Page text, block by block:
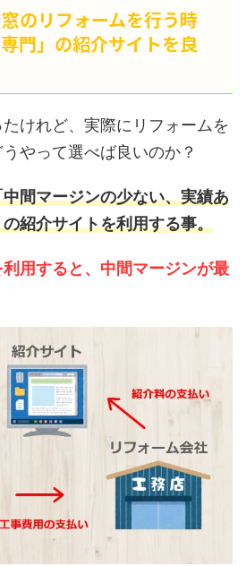
のリフォームを行う時
門」の紹介サイトを良
けれど、実際にリフォームを
やって選べば良いのか？
中間マージンの少ない、実績あ
紹介サイトを利用する事。
用すると、中間マージンが最